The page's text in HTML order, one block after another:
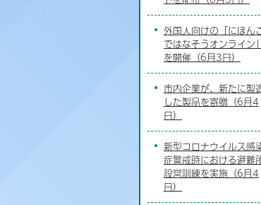
外国人向けの「にほん
ではなそうオンライン」
を開催（6月3日）
市内企業が、新たに製
した製品を寄贈（6月4
日）
新型コロナウイルス感
症警戒時における避難
設営訓練を実施（6月4
日）